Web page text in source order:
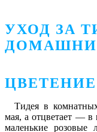
УХОД ЗА
ЦВЕТЕНИЕ
Тидея в
мая, а отцветает ― в
маленькие розовые